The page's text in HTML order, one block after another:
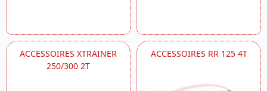
ACCESSOIRES XTRAINER
250/300 2T
ACCESSOIRES RR 125 4T